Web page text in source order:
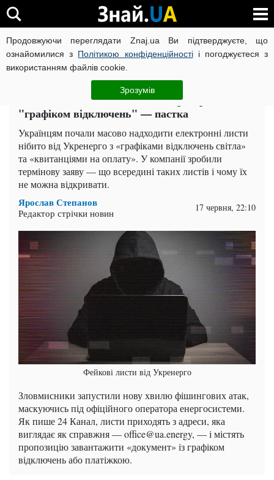
Продовжуючи переглядати Znaj.ua Ви підтверджуєте, що
ознайомилися з Політикою конфіденційностіі погоджуєтеся з
використанням файлів cookie.
Зрозумів
ВІЙНА РОСІЇ ПРОТИ УКРАЇНИ КОРОНАВІРУС В УКРАЇНІ
ЧИТАТЬ НА РУССКОМ
Видаляйте негайно: лист від Укренерго з
"графіком відключень" — пастка
Українцям почали масово надходити електронні листи
нібито від Укренерго з «графіками відключень світла»
та «квитанціями на оплату». У компанії зробили
термінову заяву — що всередині таких листів і чому їх
не можна відкривати.
Ярослав Степанов
Редактор стрічки новин 17 червня, 22:10
Фейкові листи від Укренерго
Зловмисники запустили нову хвилю фішингових атак,
маскуючись під офіційного оператора енергосистеми.
Як пише 24 Канал, листи приходять з адреси, яка
виглядає як справжня — office@ua.energy, — і містять
пропозицію завантажити «документ» із графіком
відключень або платіжкою.